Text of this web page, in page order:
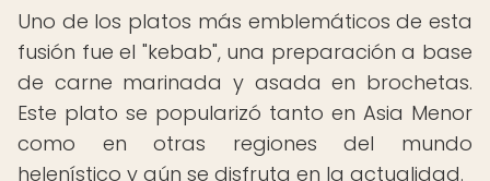
Uno de los platos más emblemáticos de esta
fusión fue el "kebab", una preparación a base
de carne marinada y asada en brochetas.
Este plato se popularizó tanto en Asia Menor
como en otras regiones del mundo
helenístico y aún se disfruta en la actualidad.